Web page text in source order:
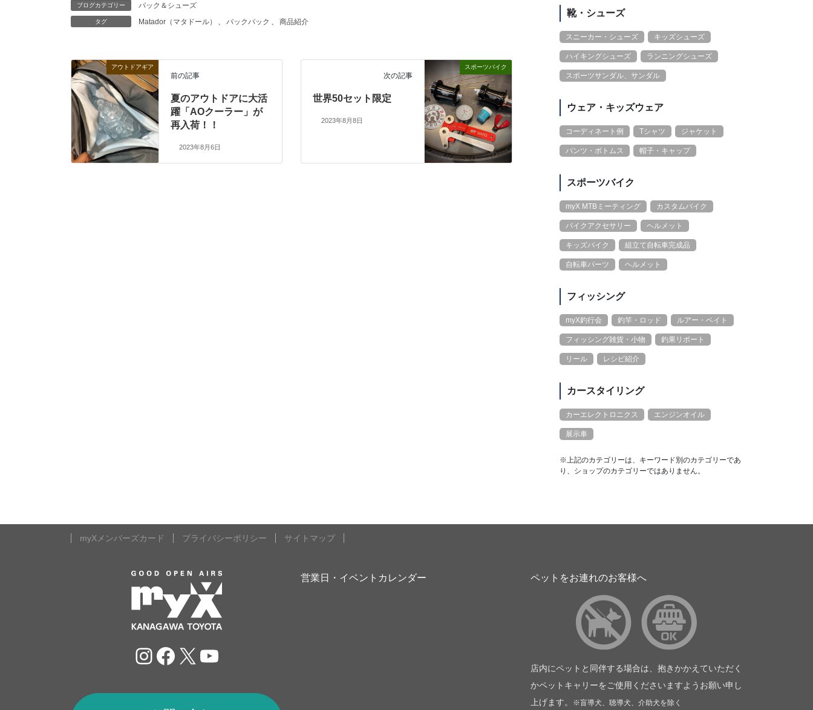
ブログカテゴリー パック＆シューズ
タグ Matador（マタドール） 、 バックパック 、 商品紹介
アウトドアギア
前の記事
夏のアウトドアに大活
躍「AOクーラー」が
再入荷！！
2023年8月6日
スポーツバイク
次の記事
世界50セット限定
2023年8月8日
靴・シューズ
スニーカー・シューズ キッズシューズ
ハイキングシューズ ランニングシューズ
スポーツサンダル、サンダル
ウェア・キッズウェア
コーディネート例 Tシャツ ジャケット
パンツ・ボトムス 帽子・キャップ
スポーツバイク
myX MTBミーティング カスタムバイク
バイクアクセサリー ヘルメット
キッズバイク 組立て自転車完成品
自転車パーツ ヘルメット
フィッシング
myX釣行会 釣竿・ロッド ルアー・ベイト
フィッシング雑貨・小物 釣果リポート
リール レシピ紹介
カースタイリング
カーエレクトロニクス エンジンオイル
展示車
※上記のカテゴリーは、キーワード別のカテゴリーであ
り、ショップのカテゴリーではありません。
myXメンバーズカード プライバシーポリシー サイトマップ
Instagram
Facebook
X YouTube
営業日・イベントカレンダー ペットをお連れのお客様へ
店内にペットと同伴する場合は、抱きかかえていただく
かペットキャリーをご使用くださいますようお願い申し
上げます。
※盲導犬、聴導犬、介助犬を除く